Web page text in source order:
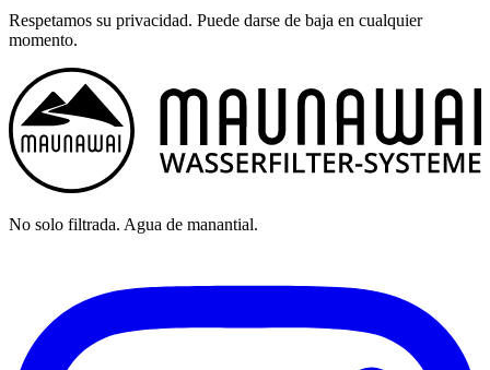
Respetamos su privacidad. Puede darse de baja en cualquier
momento.
No solo filtrada. Agua de manantial.